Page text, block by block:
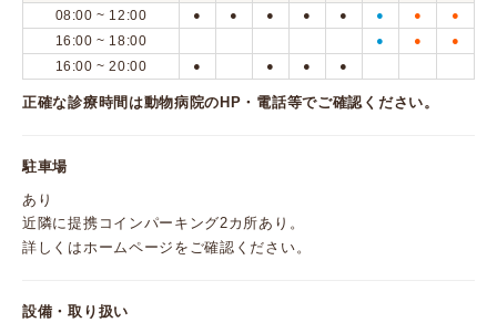
08:00 ~ 12:00
● ● ● ● ● ● ● ●
16:00 ~ 18:00 ● ● ●
16:00 ~ 20:00 ● ● ● ●
正確な診療時間は動物病院のHP・電話等でご確認ください。
駐車場
あり
近隣に提携コインパーキング2カ所あり。
詳しくはホームページをご確認ください。
設備・取り扱い